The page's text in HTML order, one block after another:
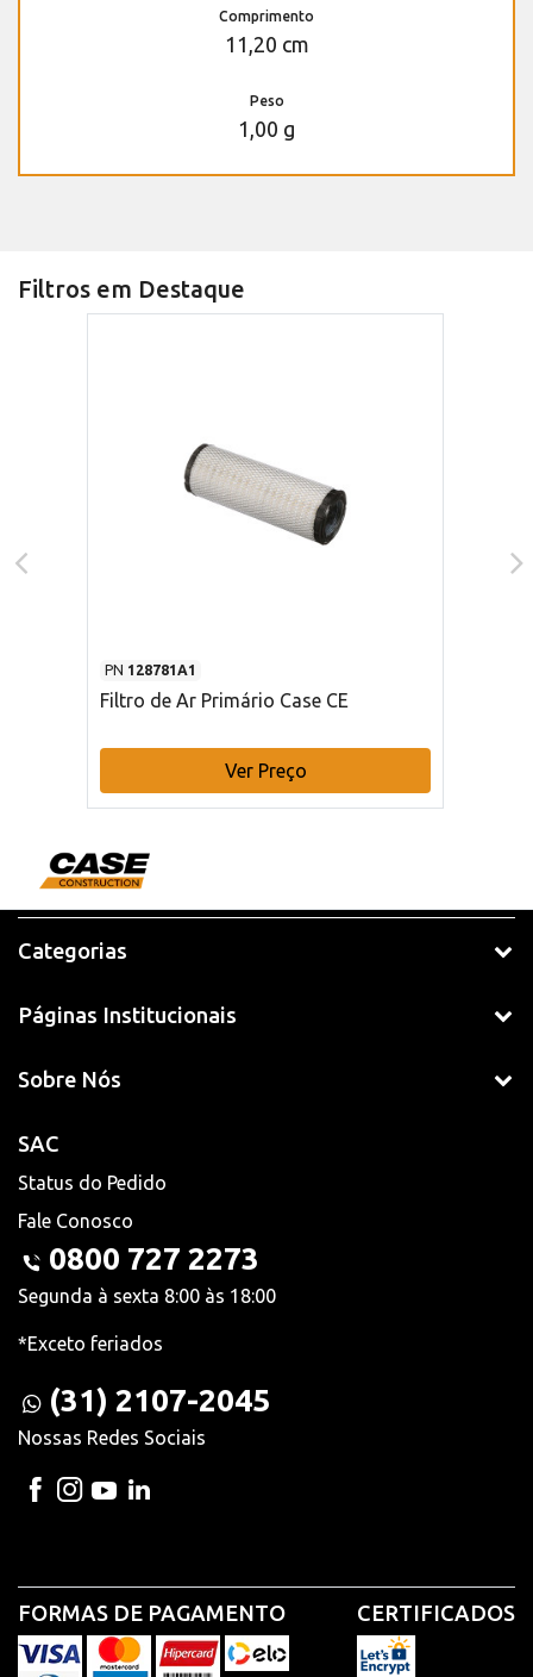
Comprimento
11,20 cm
Peso
1,00 g
Filtros em Destaque
PN 128781A1
Filtro de Ar Primário Case CE
Ver Preço
Categorias
Páginas Institucionais
Sobre Nós
SAC
Status do Pedido
Fale Conosco
0800 727 2273
Segunda à sexta 8:00 às 18:00
*Exceto feriados
(31) 2107-2045
Nossas Redes Sociais
FORMAS DE PAGAMENTO CERTIFICADOS